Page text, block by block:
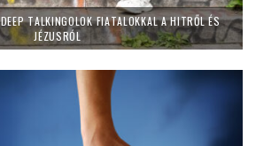
TALKINGOLOK FIATALOKKAL A HITRŐL ÉS
JÉZUSRÓL